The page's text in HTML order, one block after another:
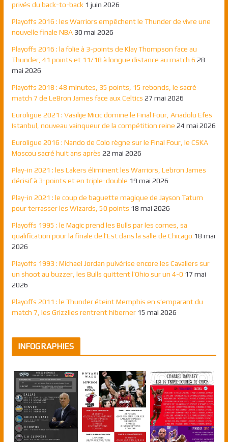
privés du back-to-back 1 juin 2026
Playoffs 2016 : les Warriors empêchent le Thunder de vivre une
nouvelle finale NBA 30 mai 2026
Playoffs 2016 : la folie à 3-points de Klay Thompson face au
Thunder, 41 points et 11/18 à longue distance au match 6 28
mai 2026
Playoffs 2018 : 48 minutes, 35 points, 15 rebonds, le sacré
match 7 de LeBron James face aux Celtics 27 mai 2026
Euroligue 2021 : Vasilije Micic domine le Final Four, Anadolu Efes
Istanbul, nouveau vainqueur de la compétition reine 24 mai 2026
Euroligue 2016 : Nando de Colo règne sur le Final Four, le CSKA
Moscou sacré huit ans après 22 mai 2026
Play-in 2021 : les Lakers éliminent les Warriors, Lebron James
décisif à 3-points et en triple-double 19 mai 2026
Play-in 2021 : le coup de baguette magique de Jayson Tatum
pour terrasser les Wizards, 50 points 18 mai 2026
Playoffs 1995 : le Magic prend les Bulls par les cornes, sa
qualification pour la finale de l’Est dans la salle de Chicago 18 mai
2026
Playoffs 1993 : Michael Jordan pulvérise encore les Cavaliers sur
un shoot au buzzer, les Bulls quittent l’Ohio sur un 4-0 17 mai
2026
Playoffs 2011 : le Thunder éteint Memphis en s’emparant du
match 7, les Grizzlies rentrent hiberner 15 mai 2026
INFOGRAPHIES